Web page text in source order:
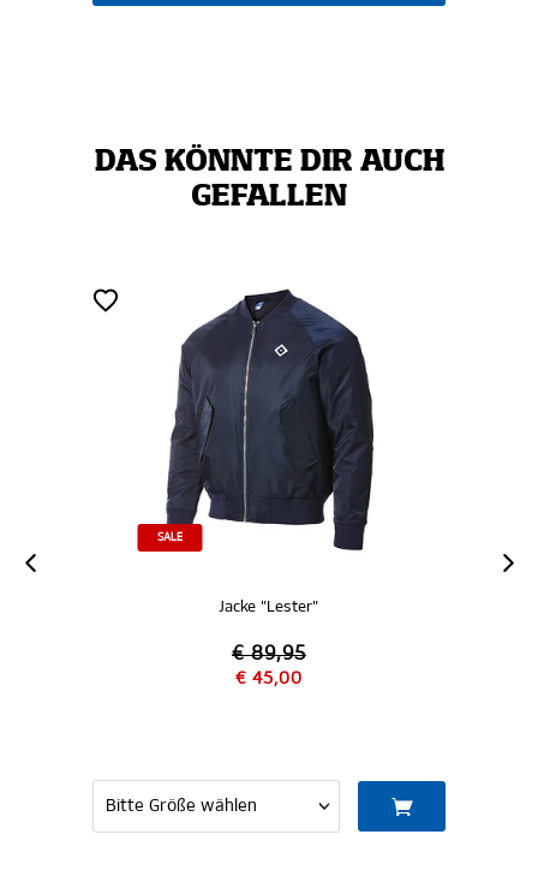
DAS KÖNNTE DIR AUCH
GEFALLEN
SALE
Jacke "Lester"
€ 89,95
€ 45,00